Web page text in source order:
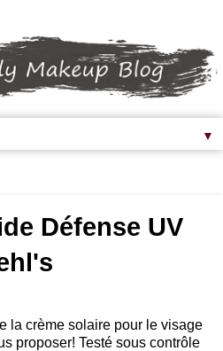
▼
Défense UV
la crème solaire pour le visage
proposer! Testé sous contrôle